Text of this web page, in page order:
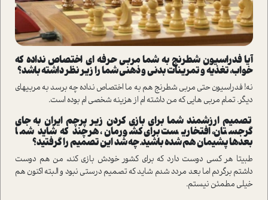
آیا فدراسیون شطرنج به شما مربی حرفه ­ای اختصاص نداده که
خواب، تغذیه و تمرینات بدنی و ذهنی شما را زیر نظر داشته باشد؟
نه! فدراسیون حتی مربی شطرنج هم به ما اختصاص نداده چه برسد به مربی­های
دیگر. تمام مربی­ هایی که من داشته ­ام از هزینه شخصی ­ام بوده است.
تصمیم ارزشمند شما برای بازی کردن زیر پرچم ایران به جای
گرجستان، افتخاری­ست برای کشورمان، هر چند که شاید شما
بعدها پشیمان هم شده باشید. چه شد این تصمیم را گرفتید؟
طبیتا هر کسی دوست دارد که برای کشور خودش بازی کند، من هم دوست
داشتم برگردم اما بعد مردد شدم شاید که تصمیم درستی نبود و البته اکنون هم
خیلی مطمئن نیستم.